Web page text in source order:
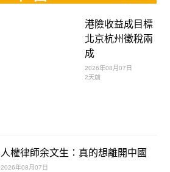
港險收益成目標
北京杭州徵稅兩
成
2026年08月07日
2天前
人權律師余文生：真的想離開中國
2026年08月07日